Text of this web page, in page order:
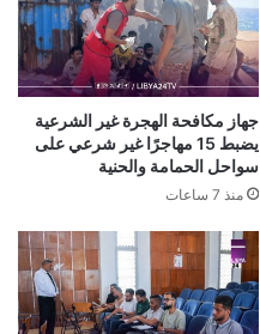
جهاز مكافحة الهجرة غير الشرعية
يضبط 15 مهاجرًا غير شرعي على
سواحل الحمامة والحنية
منذ 7 ساعات